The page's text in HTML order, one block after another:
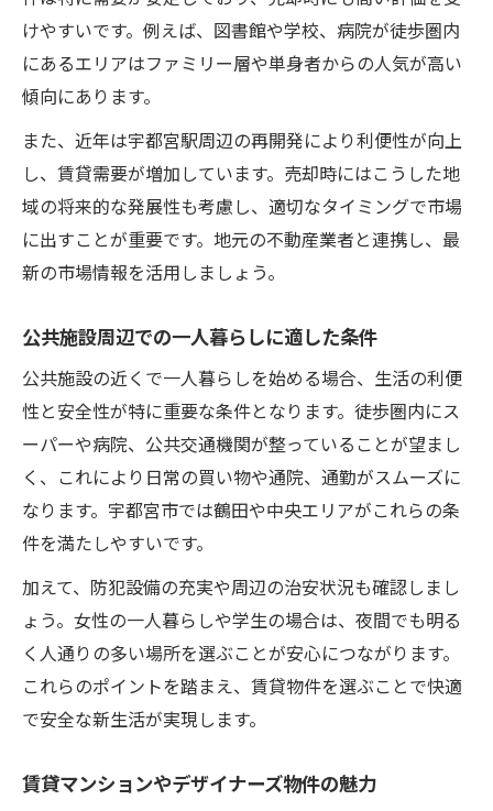
けやすいです。例えば、図書館や学校、病院が徒歩圏内
にあるエリアはファミリー層や単身者からの人気が高い
傾向にあります。
また、近年は宇都宮駅周辺の再開発により利便性が向上
し、賃貸需要が増加しています。売却時にはこうした地
域の将来的な発展性も考慮し、適切なタイミングで市場
に出すことが重要です。地元の不動産業者と連携し、最
新の市場情報を活用しましょう。
公共施設周辺での一人暮らしに適した条件
公共施設の近くで一人暮らしを始める場合、生活の利便
性と安全性が特に重要な条件となります。徒歩圏内にス
ーパーや病院、公共交通機関が整っていることが望まし
く、これにより日常の買い物や通院、通勤がスムーズに
なります。宇都宮市では鶴田や中央エリアがこれらの条
件を満たしやすいです。
加えて、防犯設備の充実や周辺の治安状況も確認しまし
ょう。女性の一人暮らしや学生の場合は、夜間でも明る
く人通りの多い場所を選ぶことが安心につながります。
これらのポイントを踏まえ、賃貸物件を選ぶことで快適
で安全な新生活が実現します。
賃貸マンションやデザイナーズ物件の魅力